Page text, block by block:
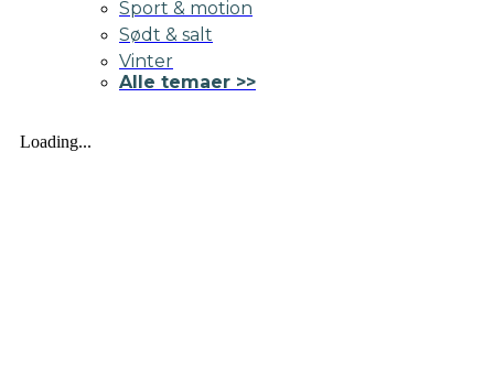
Sport & motion
Sødt & salt
Vinter
Alle temaer >>
Loading...